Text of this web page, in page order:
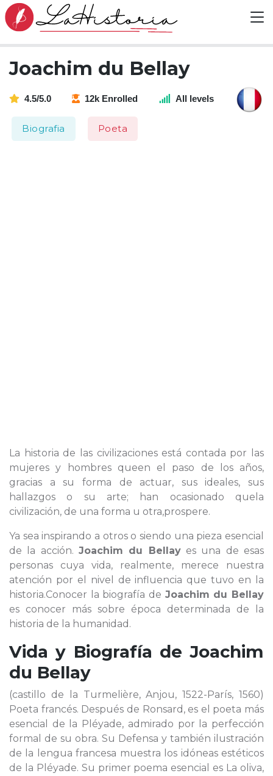
Joachim du Bellay
4.5/5.0 12k Enrolled All levels
Biografia Poeta
La historia de las civilizaciones está contada por las
mujeres y hombres queen el paso de los años,
gracias a su forma de actuar, sus ideales, sus
hallazgos o su arte; han ocasionado quela
civilización, de una forma u otra,prospere.
Ya sea inspirando a otros o siendo una pieza esencial
de la acción. Joachim du Bellayes una de esas
personas cuya vida, realmente, merece nuestra
atención por el nivel de influencia que tuvo en la
historia.Conocer la biografía de Joachim du Bellay
es conocer más sobre época determinada de la
historia de la humanidad.
Vida y Biografía de Joachim
du Bellay
(castillo de la Turmelière, Anjou, 1522-París, 1560)
Poeta francés. Después de Ronsard, es el poeta más
esencial de la Pléyade, admirado por la perfección
formal de su obra. Su Defensa y también ilustración
de la lengua francesa muestra los idóneas estéticos
de la Pléyade. Su primer poema esencial es La oliva,